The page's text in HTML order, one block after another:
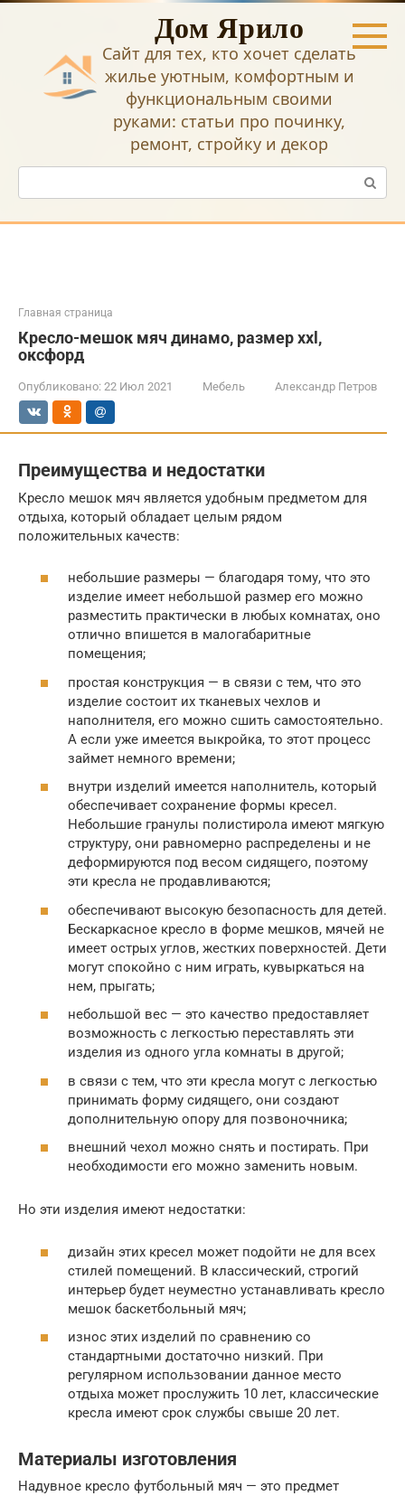
Перейти
Дом Ярило
Сайт для тех, кто хочет сделать
жилье уютным, комфортным и
функциональным своими
руками: статьи про починку,
ремонт, стройку и декор
Поиск:
Главная страница
Кресло-мешок мяч динамо, размер ххl,
оксфорд
Опубликовано: 22 Июл 2021 Мебель Александр Петров
Преимущества и недостатки
Кресло мешок мяч является удобным предметом для
отдыха, который обладает целым рядом
положительных качеств:
небольшие размеры — благодаря тому, что это
изделие имеет небольшой размер его можно
разместить практически в любых комнатах, оно
отлично впишется в малогабаритные
помещения;
простая конструкция — в связи с тем, что это
изделие состоит их тканевых чехлов и
наполнителя, его можно сшить самостоятельно.
А если уже имеется выкройка, то этот процесс
займет немного времени;
внутри изделий имеется наполнитель, который
обеспечивает сохранение формы кресел.
Небольшие гранулы полистирола имеют мягкую
структуру, они равномерно распределены и не
деформируются под весом сидящего, поэтому
эти кресла не продавливаются;
обеспечивают высокую безопасность для детей.
Бескаркасное кресло в форме мешков, мячей не
имеет острых углов, жестких поверхностей. Дети
могут спокойно с ним играть, кувыркаться на
нем, прыгать;
небольшой вес — это качество предоставляет
возможность с легкостью переставлять эти
изделия из одного угла комнаты в другой;
в связи с тем, что эти кресла могут с легкостью
принимать форму сидящего, они создают
дополнительную опору для позвоночника;
внешний чехол можно снять и постирать. При
необходимости его можно заменить новым.
Но эти изделия имеют недостатки:
дизайн этих кресел может подойти не для всех
стилей помещений. В классический, строгий
интерьер будет неуместно устанавливать кресло
мешок баскетбольный мяч;
износ этих изделий по сравнению со
стандартными достаточно низкий. При
регулярном использовании данное место
отдыха может прослужить 10 лет, классические
кресла имеют срок службы свыше 20 лет.
Материалы изготовления
Надувное кресло футбольный мяч — это предмет